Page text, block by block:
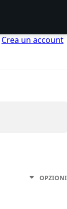
Crea un account
OPZIONI